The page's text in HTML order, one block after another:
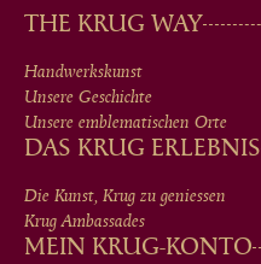
MAIN
MEN
IN
FOOTER
THE KRUG WAY
Handwerkskunst
Unsere Geschichte
Unsere emblematischen Orte
DAS KRUG ERLEBNIS
Die Kunst, Krug zu geniessen
Krug Ambassades
MEIN KRUG-KONTO